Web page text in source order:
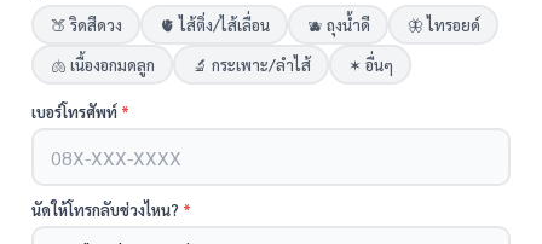
🍑 ริดสีดวง
🫀 ไส้ติ่ง/ไส้เลื่อน 🫐 ถุงน้ำดี
🦋 ไทรอยด์
🫁 เนื้องอกมดลูก
🔬 กระเพาะ/ลำไส้ ✶ อื่นๆ
เบอร์โทรศัพท์ *
นัดให้โทรกลับช่วงไหน? *
แอดมินพร้อมดูแลคุณทุกวันทางไลน์